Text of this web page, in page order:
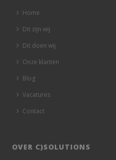
Home
Dit zijn wij
Dit doen wij
Onze klanten
Blog
Vacatures
Contact
OVER C)SOLUTIONS